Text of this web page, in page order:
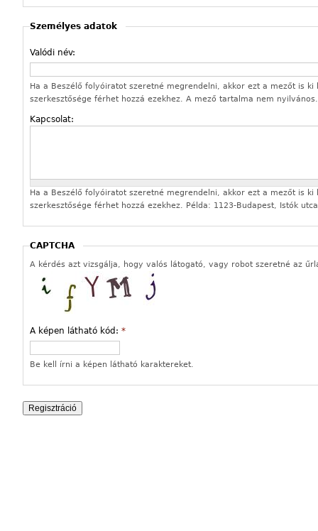
Személyes adatok
Valódi név:
Ha a Beszélő folyóiratot szeretné megrendelni, akkor ezt a mezőt is
szerkesztősége férhet hozzá ezekhez. A mező tartalma nem nyilvános.
Kapcsolat:
Ha a Beszélő folyóiratot szeretné megrendelni, akkor ezt a mezőt is
szerkesztősége férhet hozzá ezekhez. Példa: 1123-Budapest, Istók
CAPTCHA
A kérdés azt vizsgálja, hogy valós látogató, vagy robot szeretné az
A képen látható kód: *
Be kell írni a képen látható karaktereket.